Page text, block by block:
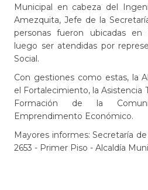
Municipal en cabeza del
Amezquita, Jefe de la
personas fueron ubicadas en
luego ser atendidas por
Social.
Con gestiones como estas, la
el Fortalecimiento, la Asistencia
Formación de la
Emprendimento Económico.
Mayores informes: Secretaría de
2653 - Primer Piso - Alcaldía